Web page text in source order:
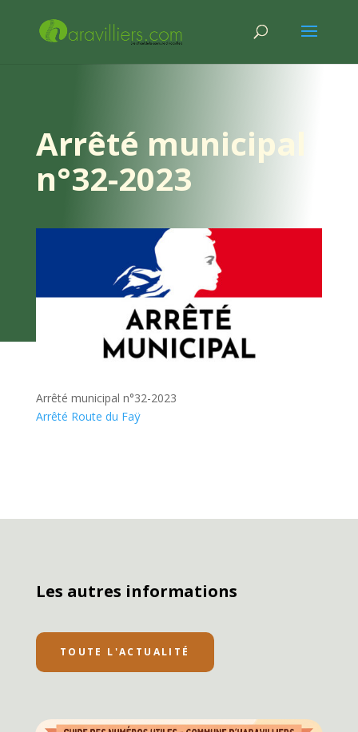
Arrêté municipal
n°32-2023
Arrêté municipal n°32-2023
Arrêté Route du Faÿ
Les autres informations
TOUTE L'ACTUALITÉ